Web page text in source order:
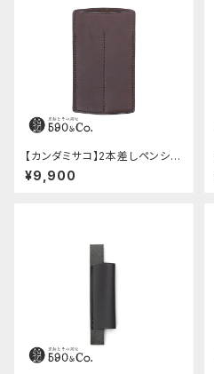
【カンダミサコ】2本差しペンシー
ス・ショート用 ミネルバボックス
(カスターニョ)
¥9,900